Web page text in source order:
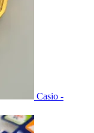
Casio -